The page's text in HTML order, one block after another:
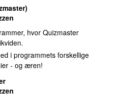
hvor Quizmaster
i programmets forskellige
- og æren!